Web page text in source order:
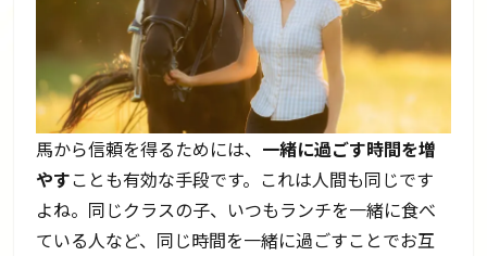
馬から信頼を得るためには、 一緒に過ごす時間を増
やすことも有効な手段です。これは人間も同じです
よね。同じクラスの子、いつもランチを一緒に食べ
ている人など、同じ時間を一緒に過ごすことでお互